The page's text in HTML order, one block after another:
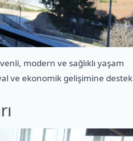
modern ve sağlıklı yaşam
ve ekonomik gelişimine destek